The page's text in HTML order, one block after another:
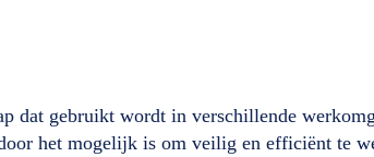
dat gebruikt wordt in verschillende
het mogelijk is om veilig en efficiënt te